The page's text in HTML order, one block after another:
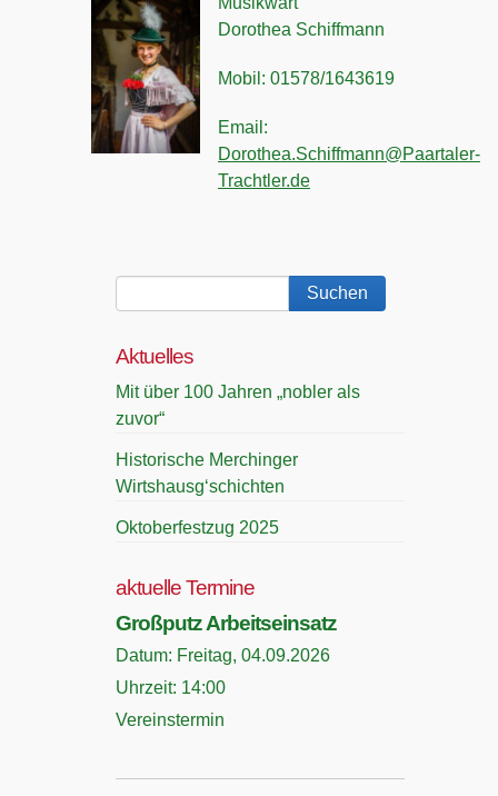
Dorothea Schiffmann
Mobil: 01578/1643619
Email:
Dorothea.Schiffmann@Paartaler-
Trachtler.de
Aktuelles
Mit über 100 Jahren „nobler als
zuvor“
Historische Merchinger
Wirtshausg‘schichten
Oktoberfestzug 2025
aktuelle Termine
Großputz Arbeitseinsatz
Datum: Freitag, 04.09.2026
Uhrzeit: 14:00
Vereinstermin